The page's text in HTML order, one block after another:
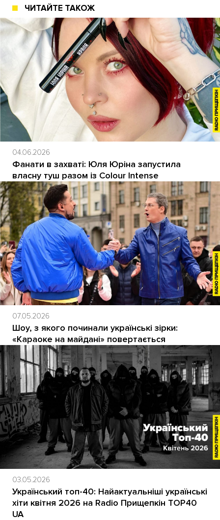
ЧИТАЙТЕ ТАКОЖ
04.06.2026
Фанати в захваті: Юля Юріна запустила
власну туш разом із Colour Intense
07.05.2026
Шоу, з якого починали українські зірки:
«Караоке на майдані» повертається
03.05.2026
Український топ-40: Найактуальніші українські
хіти квітня 2026 на Radio Прищепкін TOP40
UA